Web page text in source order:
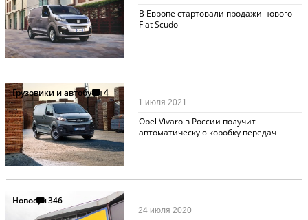
В Европе стартовали продажи нового
Fiat Scudo
Грузовики и автобусы4
Opel Vivaro в России получит
автоматическую коробку передач
1 июля 2021
Новости346
24 июля 2020